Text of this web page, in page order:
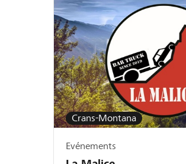
Crans-Montana
Evénements